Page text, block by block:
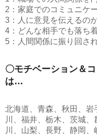
2：家庭でのコミュニケ
3：人に意見を伝えるの
4：どんな相手でも落ち
5：人間関係に振り回さ
〇モチベーション＆
は…
北海道、青森、秋田、
川、福井、栃木、茨城
川、山梨、長野、静岡、